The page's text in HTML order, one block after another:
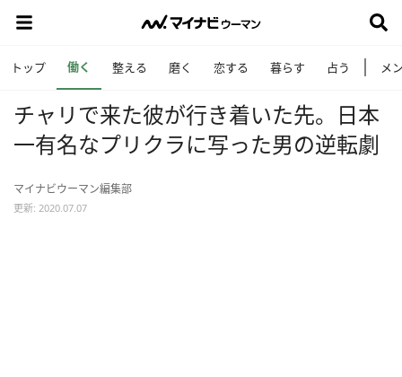
トップ 働く 整える 磨く 恋する 暮らす 占う メ
チャリで来た彼が行き着いた先。日本
一有名なプリクラに写った男の逆転劇
マイナビウーマン編集部
更新: 2020.07.07